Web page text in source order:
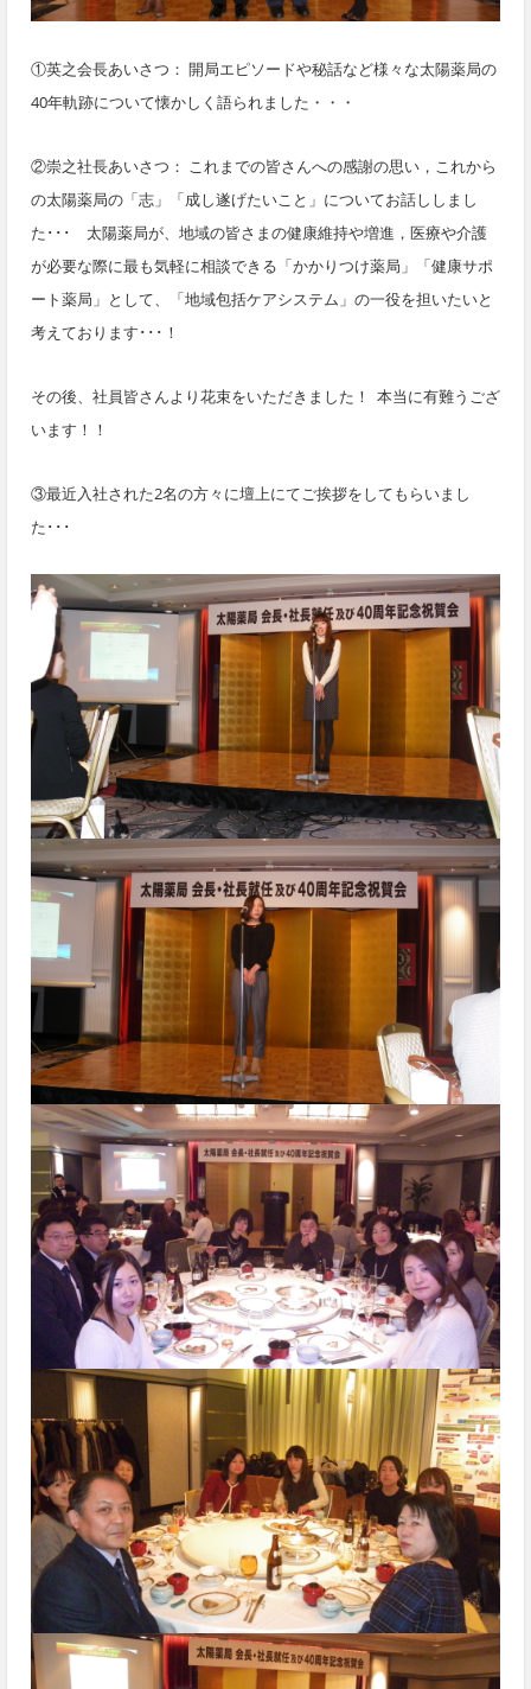
①英之会長あいさつ： 開局エピソードや秘話など様々な太陽薬局の
40年軌跡について懐かしく語られました・・・
②崇之社長あいさつ： これまでの皆さんへの感謝の思い，これから
の太陽薬局の「志」「成し遂げたいこと」についてお話ししまし
た･･･ 太陽薬局が、地域の皆さまの健康維持や増進，医療や介護
が必要な際に最も気軽に相談できる「かかりつけ薬局」「健康サポ
ート薬局」として、「地域包括ケアシステム」の一役を担いたいと
考えております･･･！
その後、社員皆さんより花束をいただきました！ 本当に有難うござ
います！！
③最近入社された2名の方々に壇上にてご挨拶をしてもらいまし
た･･･